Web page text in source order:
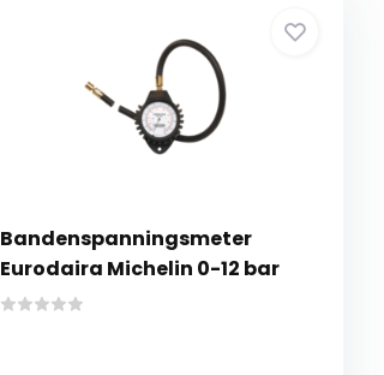
Bandenspanningsmeter
Eurodaira Michelin 0-12 bar